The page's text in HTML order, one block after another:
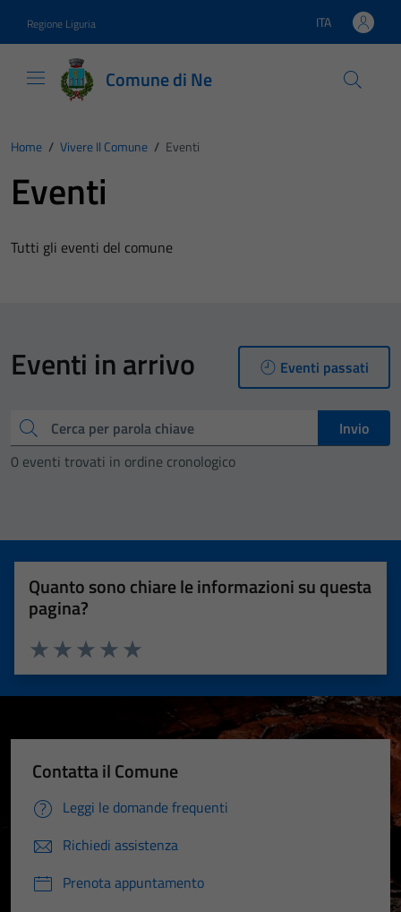
Regione Liguria Lingua attiva:
ITA
Comune di Ne
Home / Vivere Il Comune / Eventi
Eventi
Tutti gli eventi del comune
Eventi in arrivo Eventi passati
Cerca
Invio
0 eventi trovati in ordine cronologico
Quanto sono chiare le informazioni su questa
pagina?
Valuta 5 stelle su 5
Valuta 4 stelle su 5
Valuta 3 stelle su 5
Valuta 2 stelle su 5
Valuta 1 stelle su 5
Contatta il Comune
Leggi le domande frequenti
Richiedi assistenza
Prenota appuntamento